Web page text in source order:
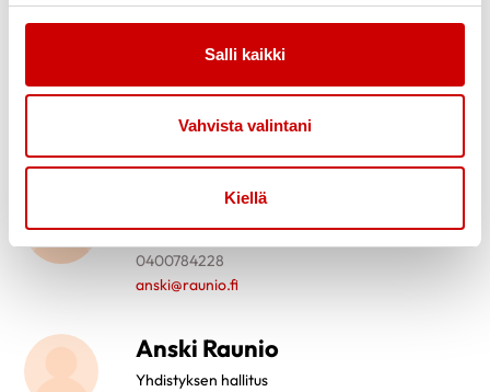
Salli kaikki
Vahvista valintani
Kiellä
Anski Raunio
Varapuheenjohtaja
0400784228
Anski Raunio
Varapuheenjohtaja
0400784228
anski@raunio.fi
Anski Raunio
Yhdistyksen hallitus